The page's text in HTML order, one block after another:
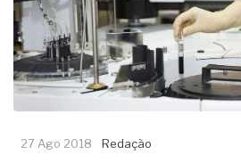
27 Ago 2018 Redação